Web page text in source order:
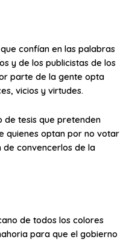
confían en las palabras
y de los publicistas de los
parte de la gente opta
vicios y virtudes.
de tesis que pretenden
quienes optan por no votar
de convencerlos de la
de todos los colores
para que el gobierno